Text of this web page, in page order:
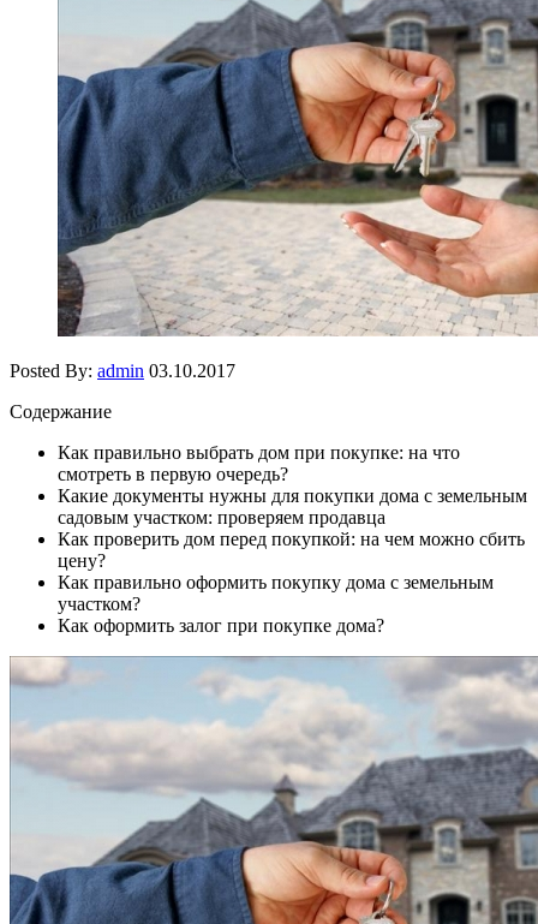
Posted By: admin 03.10.2017
Содержание
Как правильно выбрать дом при покупке: на что
смотреть в первую очередь?
Какие документы нужны для покупки дома с земельным
садовым участком: проверяем продавца
Как проверить дом перед покупкой: на чем можно сбить
цену?
Как правильно оформить покупку дома с земельным
участком?
Как оформить залог при покупке дома?